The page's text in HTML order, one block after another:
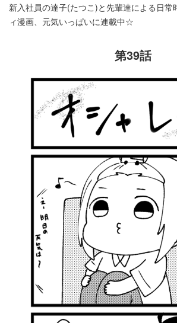
新入社員の達子(たつこ)と先輩達による日常
ィ漫画、元気いっぱいに連載中☆
第39話